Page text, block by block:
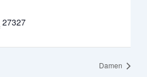
27327
Damen